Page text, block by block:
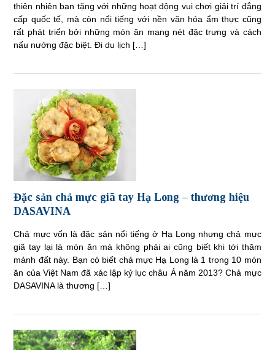
thiên nhiên ban tặng với những hoạt động vui chơi giải trí đẳng
cấp quốc tế, mà còn nổi tiếng với nền văn hóa ẩm thực cũng
rất phát triển bởi những món ăn mang nét đặc trưng và cách
nấu nướng đặc biệt. Đi du lịch […]
Đặc sản chả mực giã tay Hạ Long – thương hiệu
DASAVINA
Chả mực vốn là đặc sản nổi tiếng ở Hạ Long nhưng chả mực
giã tay lại là món ăn mà không phải ai cũng biết khi tới thăm
mảnh đất này. Bạn có biết chả mực Hạ Long là 1 trong 10 món
ăn của Việt Nam đã xác lập kỷ lục châu Á năm 2013? Chả mực
DASAVINA là thương […]